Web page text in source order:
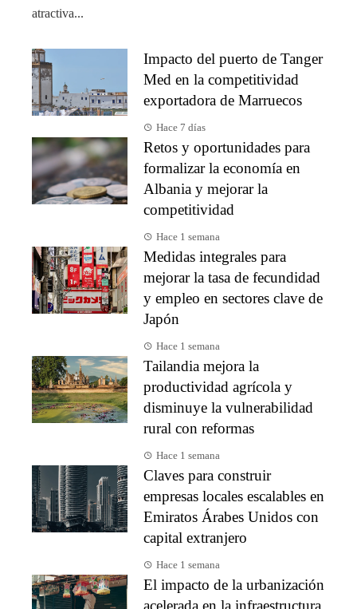
atractiva...
Impacto del puerto de Tanger
Med en la competitividad
exportadora de Marruecos
Hace 7 días
Retos y oportunidades para
formalizar la economía en
Albania y mejorar la
competitividad
Hace 1 semana
Medidas integrales para
mejorar la tasa de fecundidad
y empleo en sectores clave de
Japón
Hace 1 semana
Tailandia mejora la
productividad agrícola y
disminuye la vulnerabilidad
rural con reformas
Hace 1 semana
Claves para construir
empresas locales escalables en
Emiratos Árabes Unidos con
capital extranjero
Hace 1 semana
El impacto de la urbanización
acelerada en la infraestructura